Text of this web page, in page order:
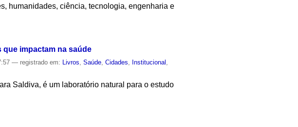
humanidades, ciência, tecnologia, engenharia e
que impactam na saúde
— registrado em: Livros ,Saúde ,Cidades Institucional
Saldiva, é um laboratório natural para o estudo